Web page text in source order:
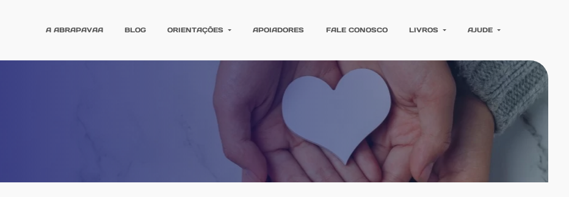
A ABRAPAVAA BLOG ORIENTAÇÕES APOIADORES FALE CONOSCO LIVROS AJUDE